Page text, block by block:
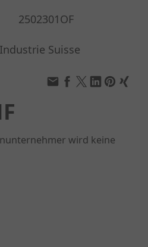
2502301OF
Suisse
wird keine